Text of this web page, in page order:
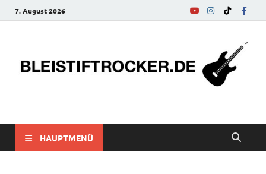
7. August 2026
bleistiftrocker.de
HAUPTMENÜ